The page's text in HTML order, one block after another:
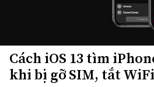
Cách iOS 13 tìm
khi bị gỡ SIM, tắt WiFi